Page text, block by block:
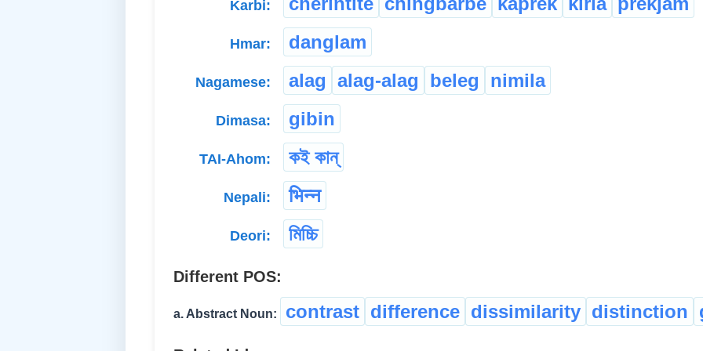
Karbi:
Hmar: danglam
Nagamese: alag alag-alag beleg nimila
Dimasa: gibin
TAI-Ahom: কই কান্
Nepali: भिन्न
Deori: মিচ্চি
Different POS:
a. Abstract Noun: contrast difference dissimilarity distinction